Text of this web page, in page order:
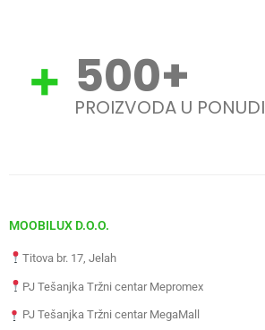
500+
PROIZVODA U PONUDI
MOOBILUX D.O.O.
Titova br. 17, Jelah
PJ Tešanjka Tržni centar Mepromex
PJ Tešanjka Tržni centar MegaMall